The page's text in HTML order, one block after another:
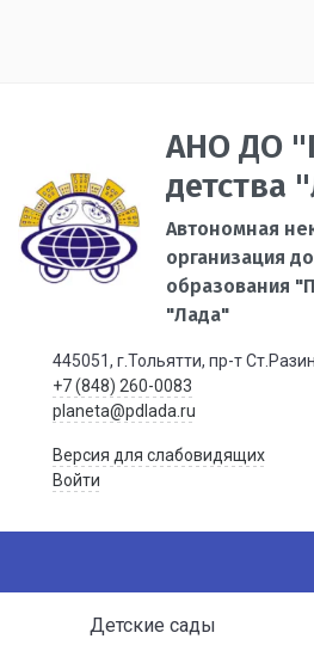
АНО ДО
детства
Автономная
организация
образования
"Лада"
445051, г.Тольятти, пр-т
+7 (848) 260-0083
planeta@pdlada.ru
Версия для слабовидящих
Войти
Детские сады